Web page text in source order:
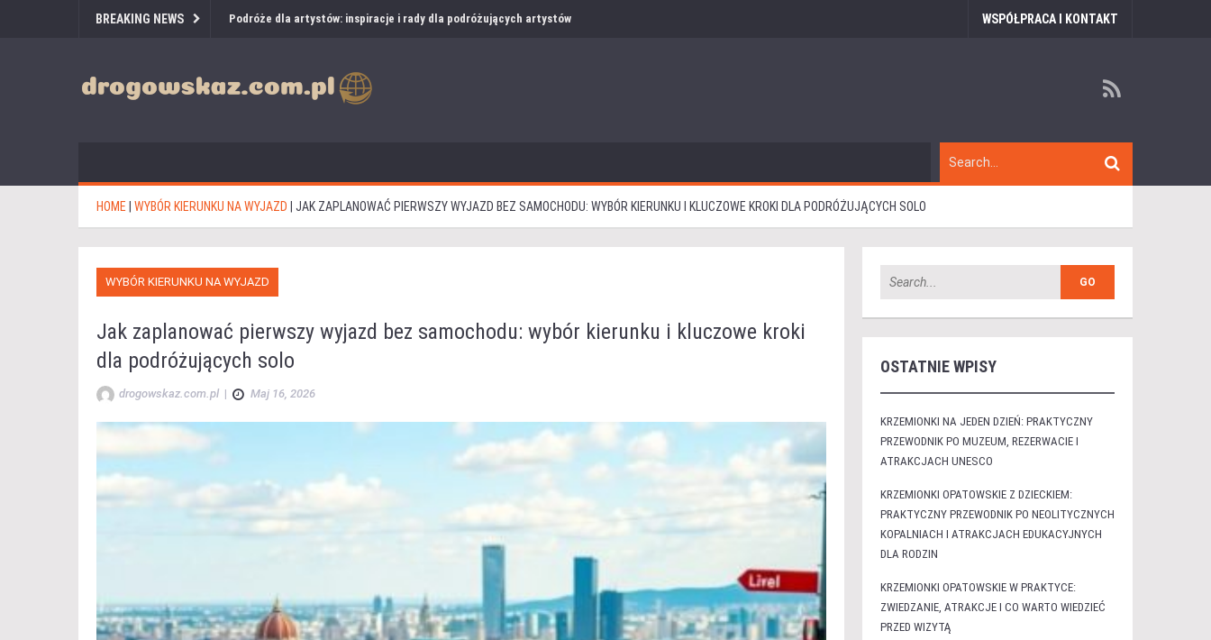
BREAKING NEWS Podróże dla artystów: inspiracje i rady dla podróżujących artystów WSPÓŁPRACA I KONTAKT
HOME WYBÓR KIERUNKU NA WYJAZD JAK ZAPLANOWAĆ PIERWSZY WYJAZD BEZ SAMOCHODU: WYBÓR KIERUNKU I KLUCZOWE KROKI DLA PODRÓŻUJĄCYCH SOLO
WYBÓR KIERUNKU NA WYJAZD
Jak zaplanować pierwszy wyjazd bez samochodu: wybór kierunku i kluczowe kroki
dla podróżujących solo
drogowskaz.com.pl | Maj 16, 2026
OSTATNIE WPISY
KRZEMIONKI NA JEDEN DZIEŃ: PRAKTYCZNY
PRZEWODNIK PO MUZEUM, REZERWACIE I
ATRAKCJACH UNESCO
KRZEMIONKI OPATOWSKIE Z DZIECKIEM:
PRAKTYCZNY PRZEWODNIK PO NEOLITYCZNYCH
KOPALNIACH I ATRAKCJACH EDUKACYJNYCH
DLA RODZIN
KRZEMIONKI OPATOWSKIE W PRAKTYCE:
ZWIEDZANIE, ATRAKCJE I CO WARTO WIEDZIEĆ
PRZED WIZYTĄ